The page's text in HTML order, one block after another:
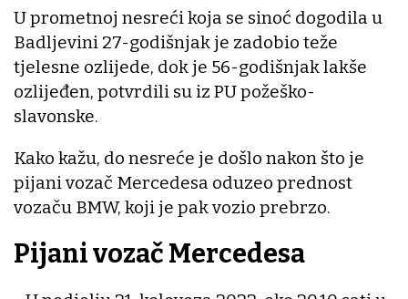
U prometnoj nesreći koja se sinoć dogodila u
Badljevini 27-godišnjak je zadobio teže
tjelesne ozlijede, dok je 56-godišnjak lakše
ozlijeđen, potvrdili su iz PU požeško-
slavonske.
Kako kažu, do nesreće je došlo nakon što je
pijani vozač Mercedesa oduzeo prednost
vozaču BMW, koji je pak vozio prebrzo.
Pijani vozač Mercedesa